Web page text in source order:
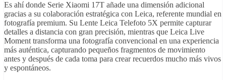
Es ahí donde Serie Xiaomi 17T añade una dimensión adicional
gracias a su colaboración estratégica con Leica, referente mundial en
fotografía premium. Su Lente Leica Telefoto 5X permite capturar
detalles a distancia con gran precisión, mientras que Leica Live
Moment transforma una fotografía convencional en una experiencia
más auténtica, capturando pequeños fragmentos de movimiento
antes y después de cada toma para crear recuerdos mucho más vivos
y espontáneos.